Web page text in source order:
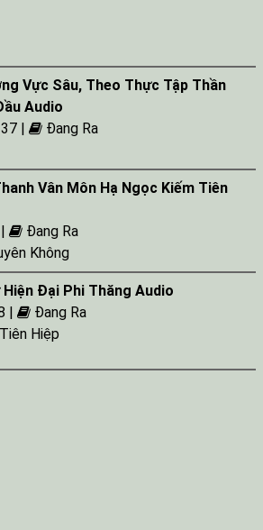
Vực Sâu, Theo Thực Tập Thần
Audio
37 |
Đang Ra
Vân Môn Hạ Ngọc Kiếm Tiên
Đang Ra
Không
Hiện Đại Phi Thăng Audio
|
Đang Ra
Tiên Hiệp